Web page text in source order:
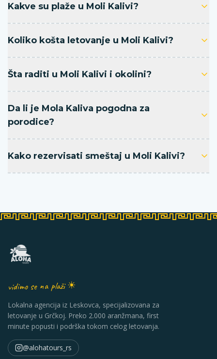
Kakve su plaže u Moli Kalivi?
Koliko košta letovanje u Moli Kalivi?
Šta raditi u Moli Kalivi i okolini?
Da li je Mola Kaliva pogodna za
porodice?
Kako rezervisati smeštaj u Moli Kalivi?
vidimo se na plaži ☀
Lokalna agencija iz Leskovca, specijalizovana za
letovanje u Grčkoj. Preko 2.000 aranžmana, first
minute popusti i podrška tokom celog letovanja.
@alohatours_rs